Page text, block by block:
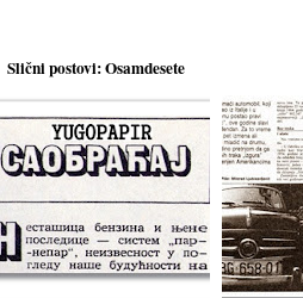
Slični postovi:Osamdesete